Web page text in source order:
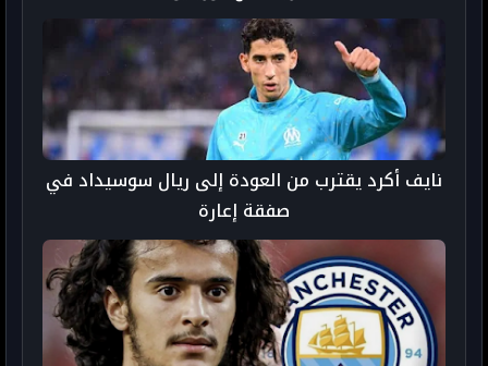
نايف أكرد يقترب من العودة إلى ريال سوسيداد في
صفقة إعارة